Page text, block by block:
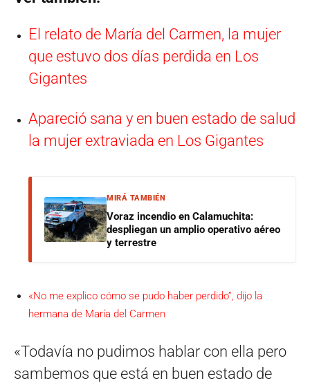
El relato de María del Carmen, la mujer
que estuvo dos días perdida en Los
Gigantes
Apareció sana y en buen estado de salud
la mujer extraviada en Los Gigantes
MIRÁ TAMBIÉN
Voraz incendio en Calamuchita:
despliegan un amplio operativo aéreo
y terrestre
«No me explico cómo se pudo haber perdido”, dijo la
hermana de María del Carmen
«Todavía no pudimos hablar con ella pero
sambemos que está en buen estado de